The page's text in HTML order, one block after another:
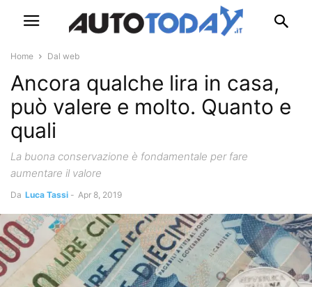
Home Dal web
Ancora qualche lira in casa,
può valere e molto. Quanto e
quali
La buona conservazione è fondamentale per fare
aumentare il valore
Da Luca Tassi - Apr 8, 2019